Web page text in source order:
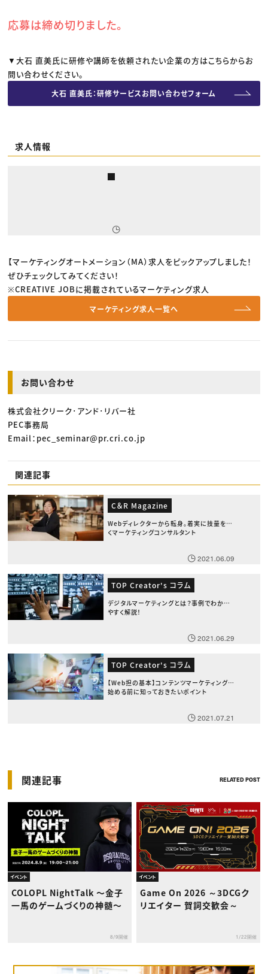
応募は締め切りました。
▼大石 直美氏に研修や講師を依頼されたい企業の方はこちらからお
問い合わせください。
大石 直美氏：研修サービスお問い合わせフォーム
求人情報
【マーケティングオートメーション（MA）求人をピックアップしました！
ぜひチェックしてみてください！
※CREATIVE JOBに掲載されているマーケティング求人
マーケティング求人一覧へ
お問い合わせ
株式会社クリーク･アンド･リバー社
PEC事務局
Email：pec_seminar@pr.cri.co.jp
関連記事
C＆R Magazine
Webディレクターから転身。着実に技量を磨
くマーケティングコンサルタント
2021.06.09
TOP Creator's コラム
デジタルマーケティングとは？事例でわかり
やすく解説！
2021.06.29
TOP Creator's コラム
【Web担の基本】コンテンツマーケティングを
始める前に知っておきたいポイント
2021.07.21
関連記事 RELATED POST
イベント
COLOPL NightTalk 〜金子
一馬のゲームづくりの神髄〜
8/9開催
イベント
Game On 2026 ～3DCGク
リエイター 賀詞交歓会～
1/22開催